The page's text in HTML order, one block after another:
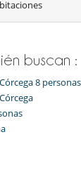
buscan :
8 personas